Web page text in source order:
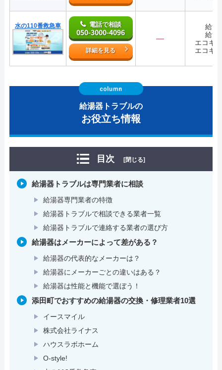
水の110番救急車 電話で相談
050-3000-4096
詳細を見る
―
給湯
給湯
エコキ
エコキ
給湯器トラブルの
お役立ち情報
目次 [閉じる]
給湯器トラブルは専門業者に相談
給湯器専門業者の特徴
給湯器トラブルで相談できる業者一覧
給湯器トラブルで連絡する業者の選び方
給湯器はメーカーによって差がある？
給湯器の代表的なメーカーは？
給湯器にメーカーごとの違いはある？
給湯器は性能と機能で選ぼう！
添田町でおすすめの給湯器の交換・修理業者10選
イースマイル
株式会社ライナス
ハウスラボホーム
O-style!